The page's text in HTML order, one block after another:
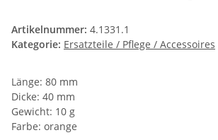
Artikelnummer: 4.1331.1
Kategorie: Ersatzteile / Pflege / Accessoires
Länge: 80 mm
Dicke: 40 mm
Gewicht: 10 g
Farbe: orange